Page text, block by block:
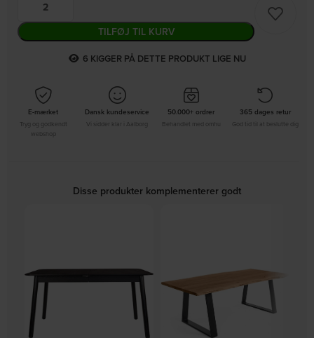
TILFØJ TIL KURV
7 KIGGER PÅ DETTE PRODUKT LIGE NU
E-mærket
Tryg og godkendt
Dansk kundeservice
Vi sidder klar i Aalborg
50.000+ ordrer
Behandlet med omhu
365 dages retur
God tid til at beslutte dig
Disse produkter komplementerer godt